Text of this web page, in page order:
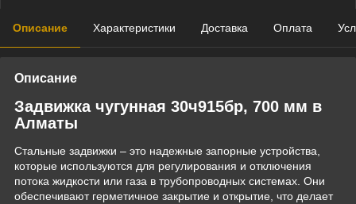
Описание Характеристики Доставка Оплата
Описание
Задвижка чугунная 30ч915бр, 700 мм в
Алматы
Стальные задвижки – это надежные запорные устройства,
которые используются для регулирования и отключения
потока жидкости или газа в трубопроводных системах. Они
обеспечивают герметичное закрытие и открытие, что делает